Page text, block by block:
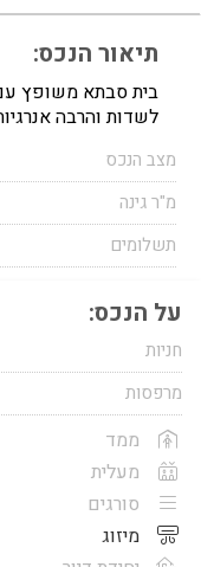
תיאור הנכס:
בית סבתא משופץ
לשדות והרבה
מצב הנכס
מ"ר גינה
תשלומים
על הנכס:
חניות
מרפסות
ממד
מעלית
סורגים
מיזוג